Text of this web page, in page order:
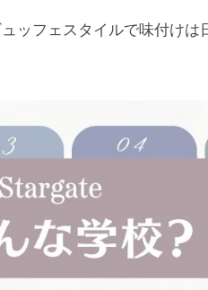
ッフェスタイルで味付けは